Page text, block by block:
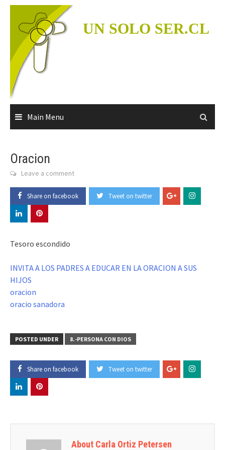
Skip
content
UN SOLO SER.CL
Main Menu
Oracion
Leave a comment
Share on facebook Tweet on twitter
Tesoro escondido
INVITA A LOS PADRES A EDUCAR EN LA ORACION A SUS
HIJOS
oracion
oracio sanadora
POSTED UNDER 8.-PERSONA CON DIOS
Share on facebook Tweet on twitter
About Carla Ortiz Petersen